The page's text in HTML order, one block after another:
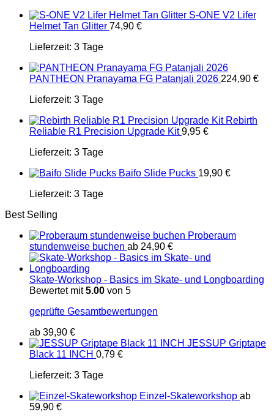
S-ONE V2 Lifer
Helmet Tan Glitter 74,90 €
Lieferzeit: 3 Tage
PANTHEON Pranayama FG Patanjali 2026 224,90 €
Lieferzeit: 3 Tage
Rebirth
Reliable R1 Precision Upgrade Kit 9,95 €
Lieferzeit: 3 Tage
Baifo Slide Pucks 19,90 €
Lieferzeit: 3 Tage
Best Selling
Proberaum
stundenweise buchen ab 24,90 €
Skate-Workshop - Basics im Skate- und Longboarding
Bewertet mit5.00 von 5
geprüfte Gesamtbewertungen
ab 39,90 €
JESSUP Griptape
Black 11 INCH 0,79 €
Lieferzeit: 3 Tage
Einzel-Skateworkshop ab
59,90 €